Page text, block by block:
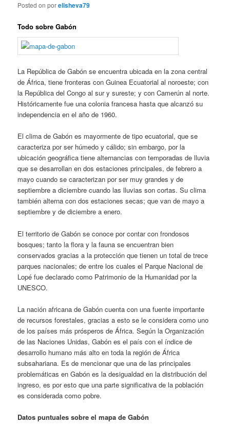
Posted onporelisheva79
Todo sobre Gabón
La República de Gabón se encuentra ubicada en la zona central
de África, tiene fronteras con Guinea Ecuatorial al noroeste; con
la República del Congo al sur y sureste; y con Camerún al norte.
Históricamente fue una colonia francesa hasta que alcanzó su
independencia en el año de 1960.
El clima de Gabón es mayormente de tipo ecuatorial, que se
caracteriza por ser húmedo y cálido; sin embargo, por la
ubicación geográfica tiene alternancias con temporadas de lluvia
que se desarrollan en dos estaciones principales, de febrero a
mayo cuando se caracterizan por ser muy grandes y de
septiembre a diciembre cuando las lluvias son cortas. Su clima
también alterna con dos estaciones secas; que van de mayo a
septiembre y de diciembre a enero.
El territorio de Gabón se conoce por contar con frondosos
bosques; tanto la flora y la fauna se encuentran bien
conservados gracias a la protección que tienen un total de trece
parques nacionales; de entre los cuales el Parque Nacional de
Lopé fue declarado como Patrimonio de la Humanidad por la
UNESCO.
La nación africana de Gabón cuenta con una fuente importante
de recursos forestales, gracias a esto se le considera como uno
de los países más prósperos de África. Según la Organización
de las Naciones Unidas, Gabón es el país con el índice de
desarrollo humano más alto en toda la región de África
subsahariana. Es de mencionar que una de las principales
problemáticas en Gabón es la desigualdad en la distribución del
ingreso, es por esto que una parte significativa de la población
es considerada como pobre.
Datos puntuales sobre el mapa de Gabón